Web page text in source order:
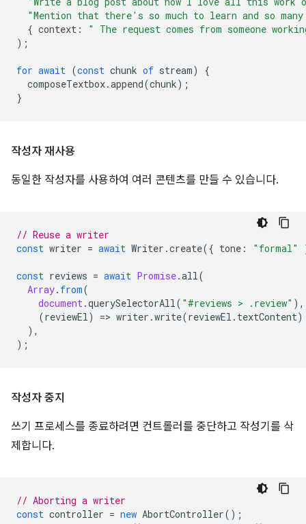
"Mention that there's so much to learn and so
{ context :
" The request comes from someone
);
for await (const chunk of stream)
{
composeTextbox.append(chunk);
}
작성자 재사용
동일한 작성자를 사용하여 여러 콘텐츠를 만들 수 있습니다.
// Reuse a writer
const writer = await Writer .create({ tone : "formal"
const reviews = await Promise.all(
Array. from(
document.querySelectorAll( "#reviews > .review" ),
(reviewEl) => writer .write(reviewEl . textContent)
),
);
작성자 중지
쓰기 프로세스를 종료하려면 컨트롤러를 중단하고 작성기를 삭
제합니다.
// Aborting a writer
const controller = new AbortController();